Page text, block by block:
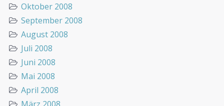
Oktober 2008
September 2008
August 2008
Juli 2008
Juni 2008
Mai 2008
April 2008